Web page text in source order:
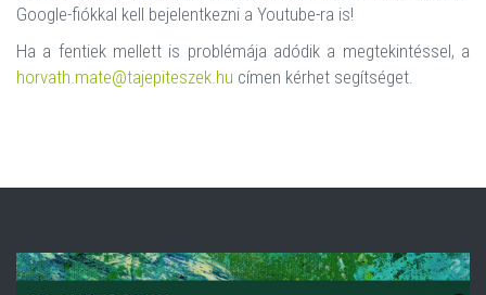
Google-fiókkal kell bejelentkezni a Youtube-ra is!
Ha a fentiek mellett is problémája adódik a megtekintéssel, a
horvath.mate@tajepiteszek.hu címen kérhet segítséget.